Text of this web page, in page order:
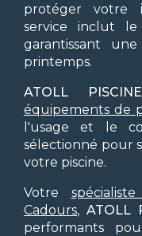
protéger votre
service inclut
garantissant
printemps.
ATOLL
équipements de
l'usage et le
sélectionné pour
votre piscine.
Votre
Cadours,ATOLL
performants